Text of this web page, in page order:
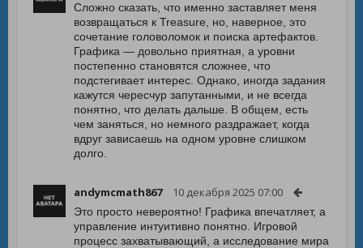
Сложно сказать, что именно заставляет меня
возвращаться к Treasure, но, наверное, это
сочетание головоломок и поиска артефактов.
Графика — довольно приятная, а уровни
постепенно становятся сложнее, что
подстегивает интерес. Однако, иногда задания
кажутся чересчур запутанными, и не всегда
понятно, что делать дальше. В общем, есть
чем заняться, но немного раздражает, когда
вдруг зависаешь на одном уровне слишком
долго.
andymcmath867 10 декабря 2025 07:00
Это просто невероятно! Графика впечатляет, а
управление интуитивно понятно. Игровой
процесс захватывающий, а исследование мира